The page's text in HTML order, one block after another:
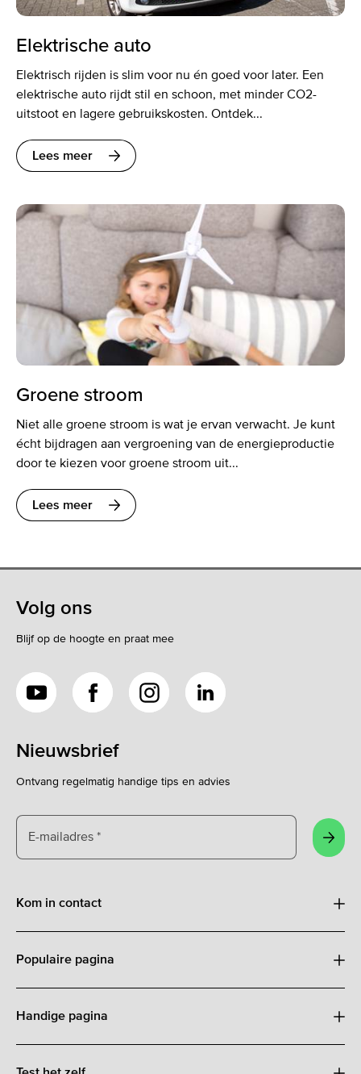
Elektrische auto
Elektrisch rijden is slim voor nu én goed voor later. Een
elektrische auto rijdt stil en schoon, met minder CO2-
uitstoot en lagere gebruikskosten. Ontdek...
Lees meer
Groene stroom
Niet alle groene stroom is wat je ervan verwacht. Je kunt
écht bijdragen aan vergroening van de energieproductie
door te kiezen voor groene stroom uit...
Lees meer
Volg ons
Blijf op de hoogte en praat mee
YouTube FacebookInstagramLinkedIn
Nieuwsbrief
Ontvang regelmatig handige tips en advies
E-mailadres *
Kom in contact
Populaire pagina
Handige pagina